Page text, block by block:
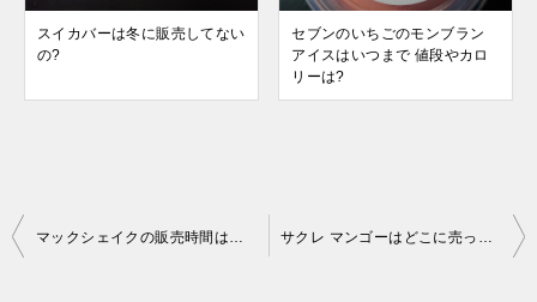
スイカバーは冬に販売してない
の?
セブンのいちごのモンブラン
アイスはいつまで 値段やカロ
リーは?
投